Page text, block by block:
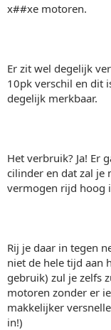
x##xe motoren.
Er zit wel degelijk
10pk verschil en dit
degelijk merkbaar.
Het verbruik? Ja! Er
cilinder en dat zal je
vermogen rijd hoog
Rij je daar in tegen
niet de hele tijd aan
gebruik) zul je zelfs
motoren zonder er
makkelijker
in!)